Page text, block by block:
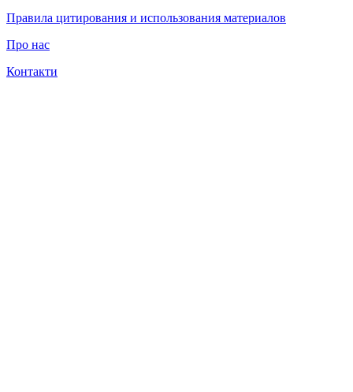
Правила цитирования и использования материалов
Про нас
Контакти